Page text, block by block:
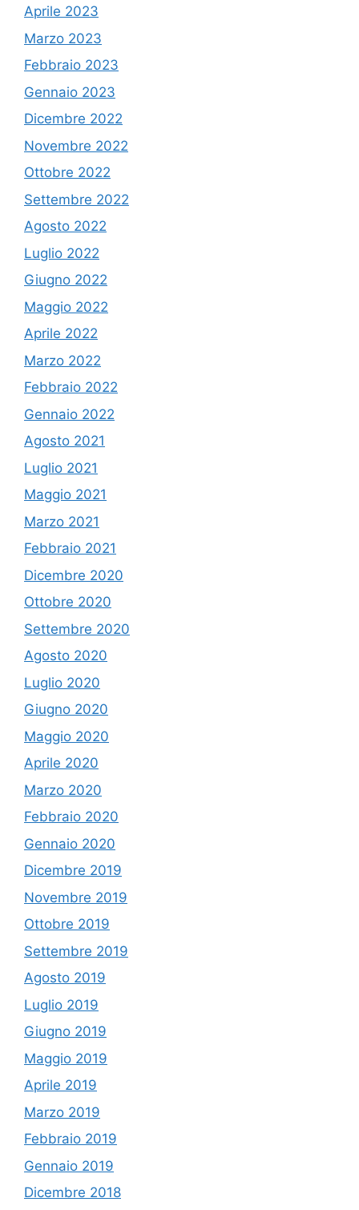
Aprile 2023
Marzo 2023
Febbraio 2023
Gennaio 2023
Dicembre 2022
Novembre 2022
Ottobre 2022
Settembre 2022
Agosto 2022
Luglio 2022
Giugno 2022
Maggio 2022
Aprile 2022
Marzo 2022
Febbraio 2022
Gennaio 2022
Agosto 2021
Luglio 2021
Maggio 2021
Marzo 2021
Febbraio 2021
Dicembre 2020
Ottobre 2020
Settembre 2020
Agosto 2020
Luglio 2020
Giugno 2020
Maggio 2020
Aprile 2020
Marzo 2020
Febbraio 2020
Gennaio 2020
Dicembre 2019
Novembre 2019
Ottobre 2019
Settembre 2019
Agosto 2019
Luglio 2019
Giugno 2019
Maggio 2019
Aprile 2019
Marzo 2019
Febbraio 2019
Gennaio 2019
Dicembre 2018